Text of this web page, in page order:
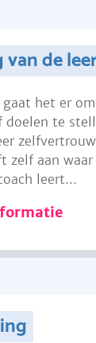
van de
gaat het er
doelen te
zelf aan
leert...